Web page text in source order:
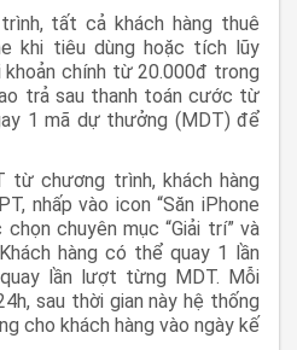
tất cả khách hàng thuê
khi tiêu dùng hoặc tích lũy
chính từ 20.000đ trong
trả sau thanh toán cước từ
1 mã dự thưởng (MDT) để
từ chương trình, khách hàng
nhấp vào icon “Săn iPhone
chuyên mục “Giải trí” và
hàng có thể quay 1 lần
lần lượt từng MDT. Mỗi
sau thời gian này hệ thống
cho khách hàng vào ngày kế